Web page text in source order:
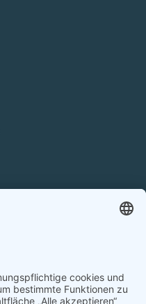
Personal Award 2026